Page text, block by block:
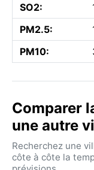
SO2:
PM2.5:
PM10:
Comparer
une autre
Recherchez une
côte à côte la